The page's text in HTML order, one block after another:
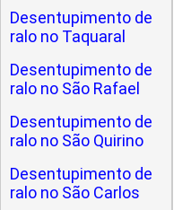
Desentupimento de
ralo no Taquaral
Desentupimento de
ralo no São Rafael
Desentupimento de
ralo no São Quirino
Desentupimento de
ralo no São Carlos